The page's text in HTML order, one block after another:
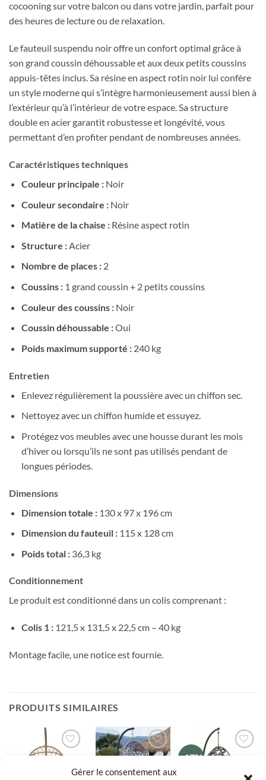
Gérer le consentement aux
cocooning sur votre balcon ou dans votre jardin, parfait pour
des heures de lecture ou de relaxation.
Le fauteuil suspendu noir offre un confort optimal grâce à
son grand coussin déhoussable et aux deux petits coussins
appuis-têtes inclus. Sa résine en aspect rotin noir lui confère
un style moderne qui s’intègre harmonieusement aussi bien à
l’extérieur qu’à l’intérieur de votre espace. Sa structure
double en acier garantit robustesse et longévité, vous
permettant d’en profiter pendant de nombreuses années.
Caractéristiques techniques
Couleur principale :Noir
Couleur secondaire :Noir
Matière de la chaise :Résine aspect rotin
Structure :Acier
Nombre de places :2
Coussins :1 grand coussin + 2 petits coussins
Couleur des coussins :Noir
Coussin déhoussable :Oui
Poids maximum supporté :240 kg
Entretien
Enlevez régulièrement la poussière avec un chiffon sec.
Nettoyez avec un chiffon humide et essuyez.
Protégez vos meubles avec une housse durant les mois
d’hiver ou lorsqu’ils ne sont pas utilisés pendant de
longues périodes.
Dimensions
Dimension totale :130 x 97 x 196 cm
Dimension du fauteuil :115 x 128 cm
Poids total :36,3 kg
Conditionnement
Le produit est conditionné dans un colis comprenant :
Colis 1 :121,5 x 131,5 x 22,5 cm – 40 kg
Montage facile, une notice est fournie.
PRODUITS SIMILAIRES
Ajouter
Ajouter
de
-17%
Ajouter